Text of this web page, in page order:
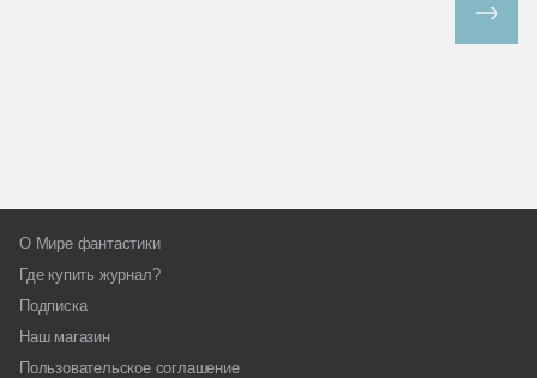
О Мире фантастики
Где купить журнал?
Подписка
Наш магазин
Пользовательское соглашение